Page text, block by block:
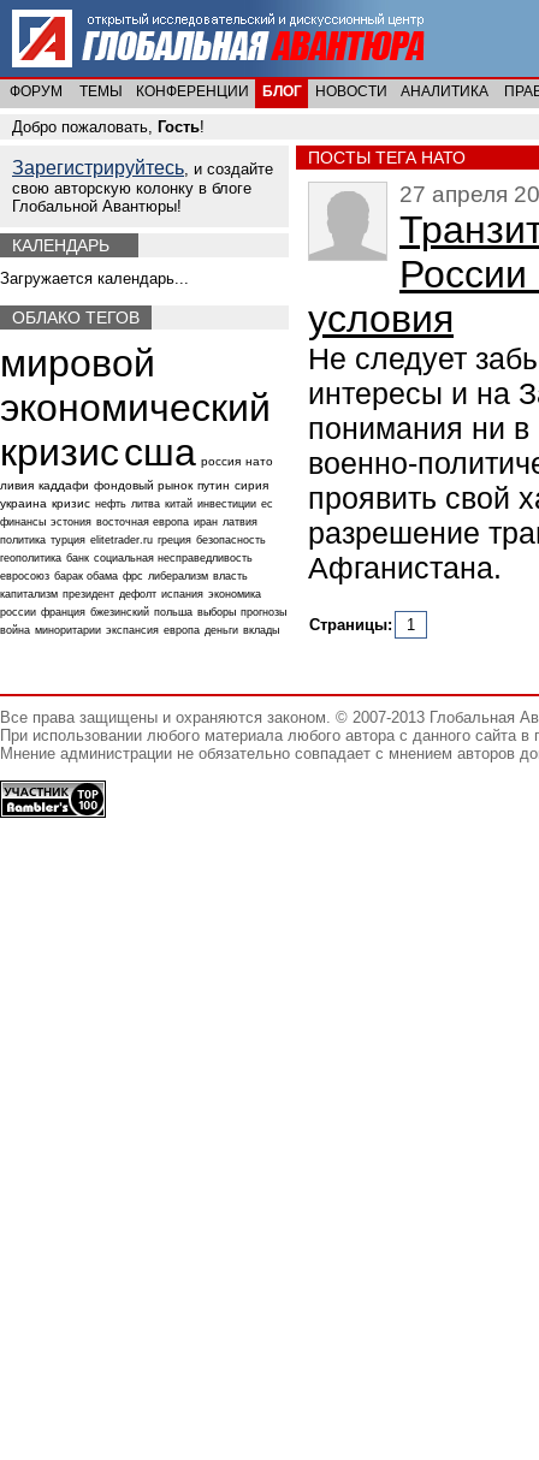
ФОРУМ ТЕМЫ КОНФЕРЕНЦИИ БЛОГ НОВОСТИ АНАЛИТИКА
Добро пожаловать, Гость!
ПОСТЫ ТЕГА НАТО
27 апреля
России
условия
Не следует
интересы и на
понимания ни
военно-
проявить свой
разрешение
Афганистана.
Страницы: 1
Зарегистрируйтесь, и создайте
свою авторскую колонку в блоге
Глобальной Авантюры!
КАЛЕНДАРЬ
Загружается календарь...
ОБЛАКО ТЕГОВ
мировой
экономический
кризиссша россия нато
ливия каддафи фондовый рынок путин сирия
украина кризис нефть литва китай инвестиции ес
финансы эстония восточная европа иран латвия
политика турция elitetrader.ru греция безопасность
геополитика банк социальная несправедливость
евросоюз барак обама фрс либерализм власть
капитализм президент дефолт испания экономика
россии франция бжезинский польша выборы прогнозы
война миноритарии экспансия европа деньги вклады
Все права защищены и охраняются законом. © 2007-2013 Глобальная
При использовании любого материала любого автора с данного сайта
Мнение администрации не обязательно совпадает с мнением авторов